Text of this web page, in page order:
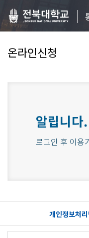
온라인신청
알립니다.
로그인 후 이용
개인정보처